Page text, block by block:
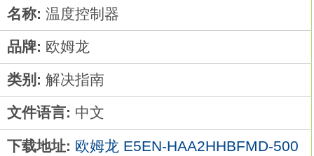
名称: 温度控制器
品牌: 欧姆龙
类别: 解决指南
文件语言: 中文
下载地址: 欧姆龙 E5EN-HAA2HHBFMD-500